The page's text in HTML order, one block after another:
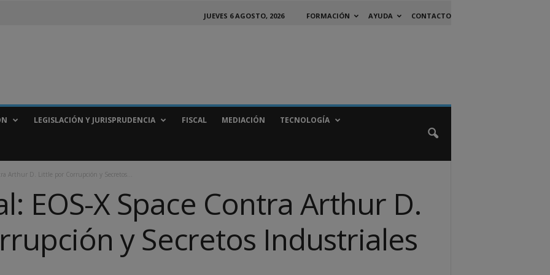
JUEVES 6 AGOSTO, 2026 FORMACIÓN AYUDA CONTACTO
LEGISLACIÓN Y JURISPRUDENCIA FISCAL MEDIACIÓN TECNOLOGÍA
Arthur D. Little por Corrupción y Secretos...
EOS-X Space Contra Arthur D.
y Secretos Industriales